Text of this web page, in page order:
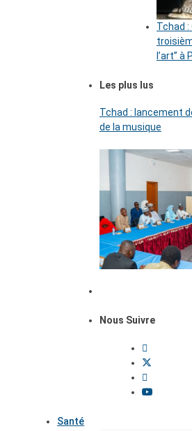
Tchad
l’art’’ à
Les plus lus
Tchad : lancement
de la musique
Nous Suivre
Santé